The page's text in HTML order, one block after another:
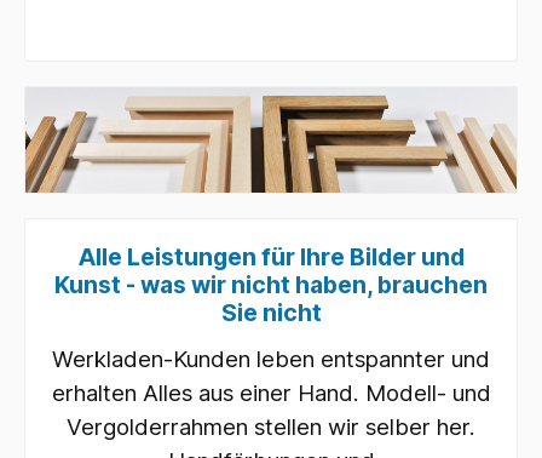
Alle Leistungen für Ihre Bilder und
Kunst - was wir nicht haben, brauchen
Sie nicht
Werkladen-Kunden leben entspannter und
erhalten Alles aus einer Hand. Modell- und
Vergolderrahmen stellen wir selber her.